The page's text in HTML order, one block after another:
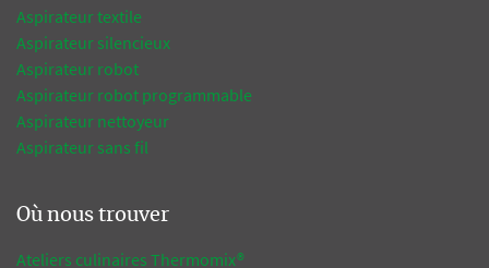
Aspirateur textile
Aspirateur silencieux
Aspirateur robot
Aspirateur robot programmable
Aspirateur nettoyeur
Aspirateur sans fil
Où nous trouver
Ateliers culinaires Thermomix®